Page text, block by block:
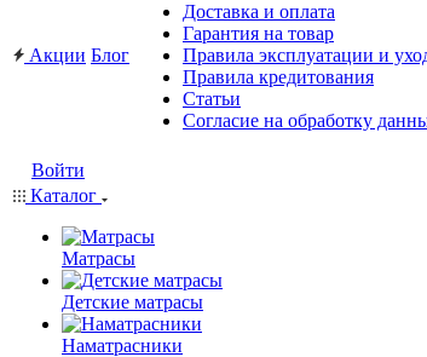
Акции Блог
Доставка и оплата
Гарантия на товар
Правила эксплуатации и
Правила кредитования
Статьи
Согласие на обработку
Войти
Каталог
Матрасы
Детские матрасы
Наматрасники